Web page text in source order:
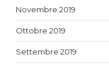
Novembre 2019
Ottobre 2019
Settembre 2019